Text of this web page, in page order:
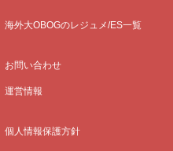
海外大OBOGのレジュメ/ES一覧
お問い合わせ
運営情報
個人情報保護方針